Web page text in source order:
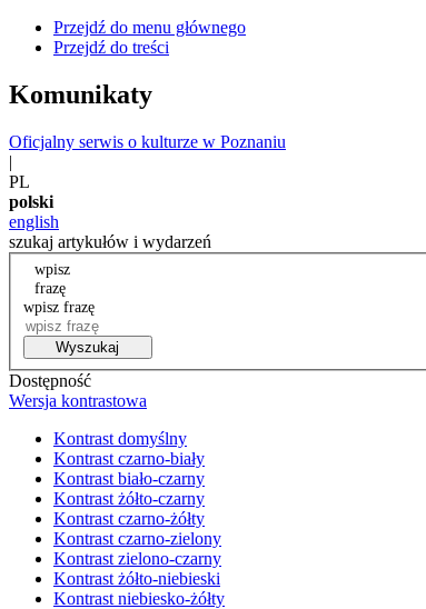
Przejdź do menu głównego
Przejdź do treści
Komunikaty
Oficjalny serwis o kulturze w Poznaniu
|
PL
polski
english
szukaj artykułów i wydarzeń
wpisz
frazę
wpisz frazę
Wyszukaj
Dostępność
Wersja kontrastowa
Kontrast domyślny
Kontrast czarno-biały
Kontrast biało-czarny
Kontrast żółto-czarny
Kontrast czarno-żółty
Kontrast czarno-zielony
Kontrast zielono-czarny
Kontrast żółto-niebieski
Kontrast niebiesko-żółty